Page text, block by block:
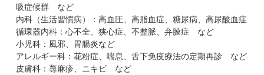
吸症候群 など
内科（生活習慣病）：高血圧、高脂血症、糖尿病、高尿酸血症
循環器内科：心不全、狭心症、不整脈、弁膜症 など
小児科：風邪、胃腸炎など
アレルギー科：花粉症、喘息、舌下免疫療法の定期再診 など
皮膚科：蕁麻疹、ニキビ など